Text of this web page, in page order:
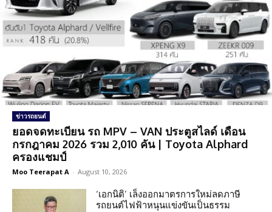
ข่าวรถยนต์
ยอดจดทะเบียน รถ MPV – VAN ประตูสไลด์ เดือน
กรกฎาคม 2026 รวม 2,010 คัน | Toyota Alphard
ครองแชมป์
Moo Teerapat A - August 10, 2026
‘เอกนิติ’ เล็งออกมาตรการใหม่ลดภาษี
รถยนต์ไฟฟ้าหนุนแข่งขันเป็นธรรม